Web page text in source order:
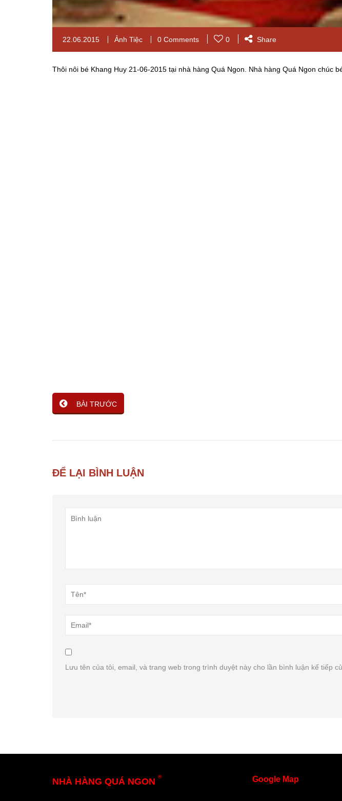
22.06.2015 Ảnh Tiệc 0 Comments 0 Share
Thôi nôi bé Khang Huy 21-06-2015 tại nhà hàng Quá Ngon. Nhà hàng Quá Ngon chúc
BÀI TRƯỚC
ĐỂ LẠI BÌNH LUẬN
Lưu tên của tôi, email, và trang web trong trình duyệt này cho lần bình luận kế tiếp
NHÀ HÀNG QUÁ NGON ® Google Map